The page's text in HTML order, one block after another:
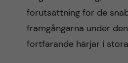
förutsättning för de
framgångarna under
fortfarande härjar i